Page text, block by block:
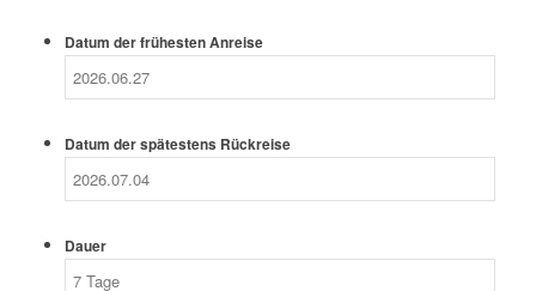
Datum der frühesten Anreise
Datum der spätestens Rückreise
Dauer